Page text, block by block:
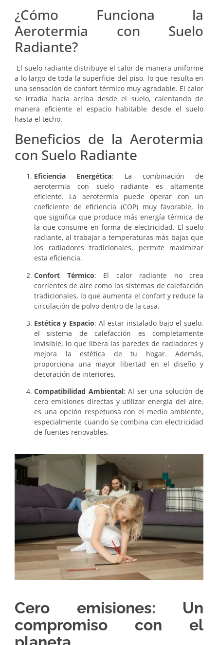
¿Cómo Funciona la
Aerotermia con Suelo
Radiante?
El suelo radiante distribuye el calor de manera uniforme
a lo largo de toda la superficie del piso, lo que resulta en
una sensación de confort térmico muy agradable. El calor
se irradia hacia arriba desde el suelo, calentando de
manera eficiente el espacio habitable desde el suelo
hasta el techo.
Beneficios de la Aerotermia
con Suelo Radiante
Eficiencia Energética: La combinación de
aerotermia con suelo radiante es altamente
eficiente. La aerotermia puede operar con un
coeficiente de eficiencia (COP) muy favorable, lo
que significa que produce más energía térmica de
la que consume en forma de electricidad. El suelo
radiante, al trabajar a temperaturas más bajas que
los radiadores tradicionales, permite maximizar
esta eficiencia.
Confort Térmico: El calor radiante no crea
corrientes de aire como los sistemas de calefacción
tradicionales, lo que aumenta el confort y reduce la
circulación de polvo dentro de la casa.
Estética y Espacio: Al estar instalado bajo el suelo,
el sistema de calefacción es completamente
invisible, lo que libera las paredes de radiadores y
mejora la estética de tu hogar. Además,
proporciona una mayor libertad en el diseño y
decoración de interiores.
Compatibilidad Ambiental: Al ser una solución de
cero emisiones directas y utilizar energía del aire,
es una opción respetuosa con el medio ambiente,
especialmente cuando se combina con electricidad
de fuentes renovables.
Cero emisiones: Un
compromiso con el